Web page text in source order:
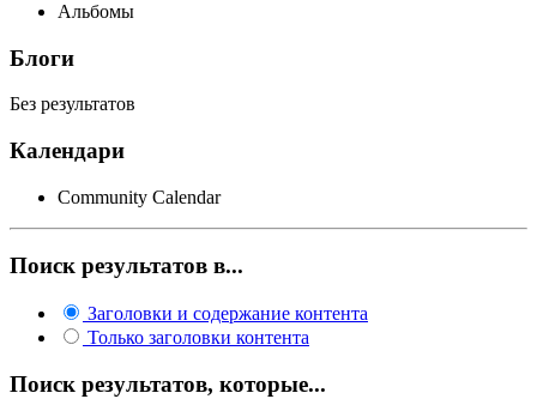
Альбомы
Блоги
Без результатов
Календари
Community Calendar
Поиск результатов в...
Заголовки и содержание контента
Только заголовки контента
Поиск результатов, которые...